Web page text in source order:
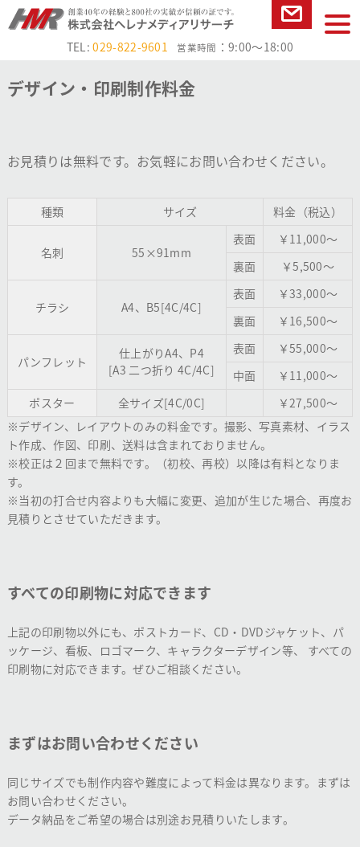
本文へ
わせ
TEL:029-822-9601 営業時間 ：9:00～18:00
デザイン・印刷制作料金
お見積りは無料です。お気軽にお問い合わせください。
種類 サイズ 料金（税込）
名刺 55×91mm
表面
￥11,000～
裏面
￥5,500～
チラシ A4、B5[4C/4C]
表面
￥33,000～
裏面
￥16,500～
パンフレット
仕上がりA4、P4
[A3 二つ折り 4C/4C]
表面
￥55,000～
中面
￥11,000～
ポスター
全サイズ[4C/0C]
￥27,500～
※デザイン、レイアウトのみの料金です。撮影、写真素材、イラス
ト作成、作図、印刷、送料は含まれておりません。
※校正は２回まで無料です。（初校、再校）以降は有料となりま
す。
※当初の打合せ内容よりも大幅に変更、追加が生じた場合、再度お
見積りとさせていただきます。
すべての印刷物に対応できます
上記の印刷物以外にも、ポストカード、CD・DVDジャケット、パ
ッケージ、看板、ロゴマーク、キャラクターデザイン等、 すべての
印刷物に対応できます。ぜひご相談ください。
まずはお問い合わせください
同じサイズでも制作内容や難度によって料金は異なります。まずは
お問い合わせください。
データ納品をご希望の場合は別途お見積りいたします。